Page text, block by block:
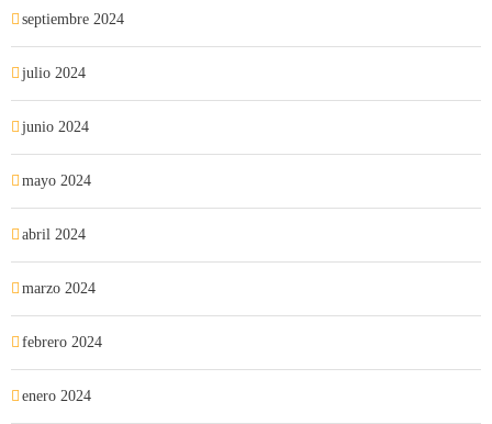
septiembre 2024
julio 2024
junio 2024
mayo 2024
abril 2024
marzo 2024
febrero 2024
enero 2024